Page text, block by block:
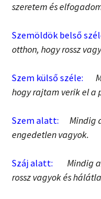
szeretem és
Szemöldök belső
otthon, hogy rossz
Szem külső széle:
hogy rajtam verik el a
Szem alatt:
Mindig
engedetlen vagyok.
Száj alatt:
Mindig
rossz vagyok és